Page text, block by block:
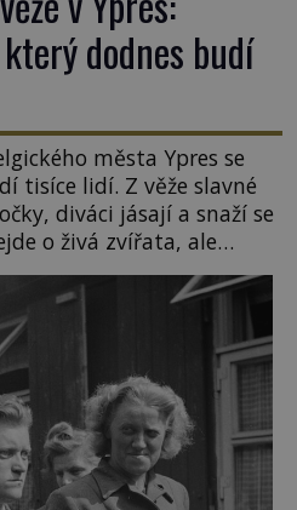
dodnes budí
města Ypres se
tisíce lidí. Z věže slavné
diváci jásají a snaží se
o živá zvířata, ale
Kdysi to ale bylo jinak.
jeden z
nejkrutějších zvyků […]